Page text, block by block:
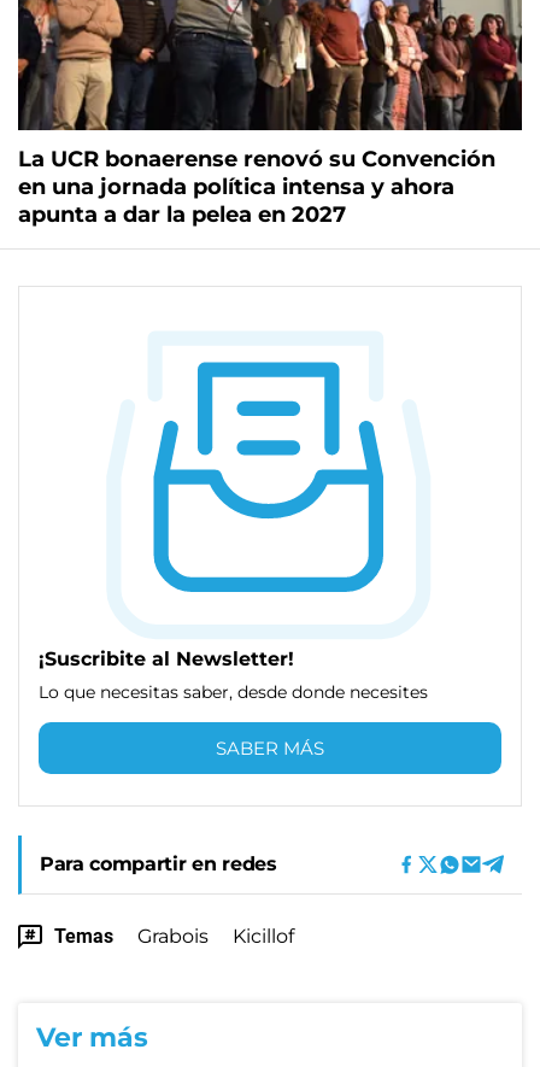
La UCR bonaerense renovó su Convención
en una jornada política intensa y ahora
apunta a dar la pelea en 2027
¡Suscribite al Newsletter!
Lo que necesitas saber, desde donde necesites
SABER MÁS
Para compartir en redes
Temas Grabois Kicillof
Ver más